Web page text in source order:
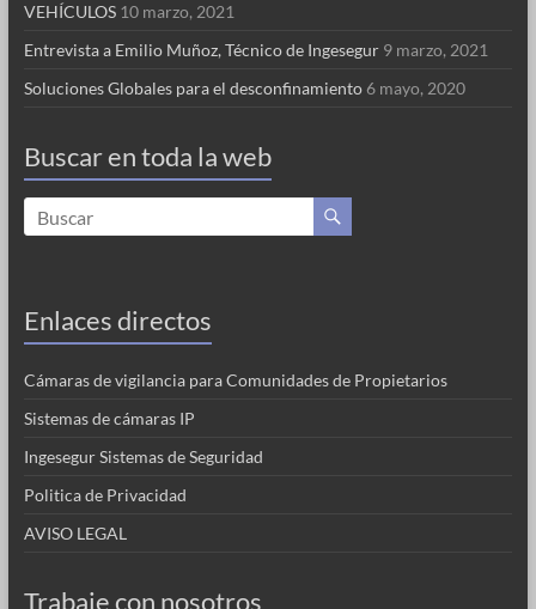
VEHÍCULOS 10 marzo, 2021
Entrevista a Emilio Muñoz, Técnico de Ingesegur 9 marzo, 2021
Soluciones Globales para el desconfinamiento 6 mayo, 2020
Buscar en toda la web
Enlaces directos
Cámaras de vigilancia para Comunidades de Propietarios
Sistemas de cámaras IP
Ingesegur Sistemas de Seguridad
Politica de Privacidad
AVISO LEGAL
Trabaje con nosotros